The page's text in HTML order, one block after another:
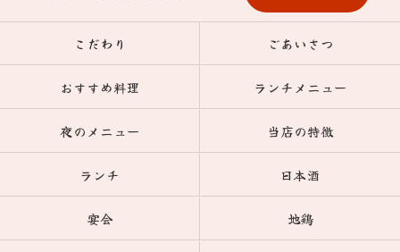
こだわり ごあいさつ
おすすめ料理 ランチメニュー
夜のメニュー 当店の特徴
ランチ 日本酒
宴会 地鶏